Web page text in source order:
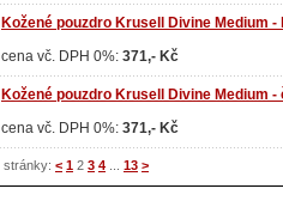
Kožené pouzdro Krusell Divine Medium -
cena vč. DPH 0%: 371,- Kč
Kožené pouzdro Krusell Divine Medium -
cena vč. DPH 0%: 371,- Kč
stránky: < 1 2 3 4 13 >